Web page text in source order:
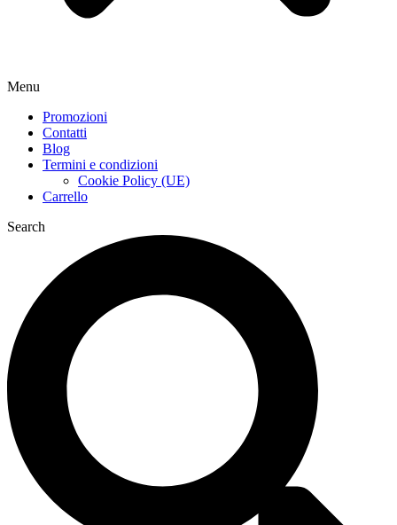
Menu
Promozioni
Contatti
Blog
Termini e condizioni
Cookie Policy (UE)
Carrello
Search